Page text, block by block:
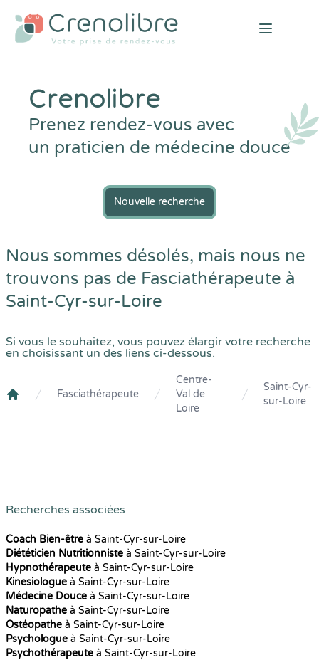
Open
Crenolibre
Prenez rendez-vous avec
un praticien de médecine douce
Nouvelle recherche
Nous sommes désolés, mais nous ne
trouvons pas de Fasciathérapeute à
Saint-Cyr-sur-Loire
Si vous le souhaitez, vous pouvez élargir votre recherche
en choisissant un des liens ci-dessous.
Fasciathérapeute
Centre-
Val de
Loire
Saint-Cyr-
sur-Loire
Recherches associées
Coach Bien-être à Saint-Cyr-sur-Loire
Diététicien Nutritionniste à Saint-Cyr-sur-Loire
Hypnothérapeute à Saint-Cyr-sur-Loire
Kinesiologue à Saint-Cyr-sur-Loire
Médecine Douce à Saint-Cyr-sur-Loire
Naturopathe à Saint-Cyr-sur-Loire
Ostéopathe à Saint-Cyr-sur-Loire
Psychologue à Saint-Cyr-sur-Loire
Psychothérapeute à Saint-Cyr-sur-Loire